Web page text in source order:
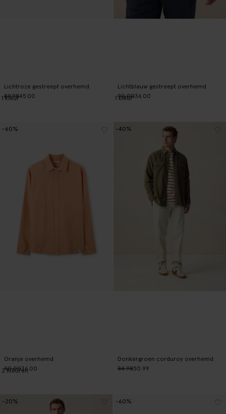
Lichtroze gestreept overhemd
89.9845.00
1kleur
Lichtblauw gestreept overhemd
90.0036.00
1kleur
Oranje overhemd
90.0036.00
-60%
2Kleuren
Donkergroen corduroy overhemd
84.9850.99
-40%
-20% -60%